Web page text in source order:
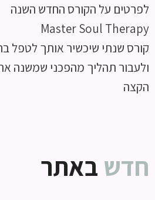
לפרטים על הקורס החדש השנה
Master Soul Therapy
קורס שנתי שיכשיר אותך לטפל
ולעבור תהליך מהפכני שמשנה
הקצה​
חדש באתר